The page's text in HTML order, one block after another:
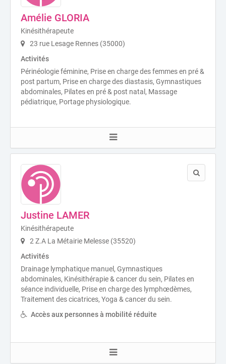
Amélie GLORIA
Kinésithérapeute
23 rue Lesage Rennes (35000)
Activités
Périnéologie féminine, Prise en charge des femmes en pré &
post partum, Prise en charge des diastasis, Gymnastiques
abdominales, Pilates en pré & post natal, Massage
pédiatrique, Portage physiologique.
Justine LAMER
Kinésithérapeute
2 Z.A La Métairie Melesse (35520)
Activités
Drainage lymphatique manuel, Gymnastiques
abdominales, Kinésithérapie & cancer du sein, Pilates en
séance individuelle, Prise en charge des lymphœdèmes,
Traitement des cicatrices, Yoga & cancer du sein.
Accès aux personnes à mobilité réduite